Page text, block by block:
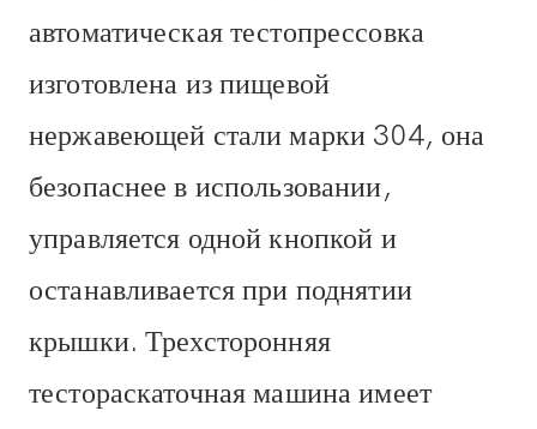
автоматическая тестопрессовка
изготовлена ​​из пищевой
нержавеющей стали марки 304, она
безопаснее в использовании,
управляется одной кнопкой и
останавливается при поднятии
крышки. Трехсторонняя
тестораскаточная машина имеет